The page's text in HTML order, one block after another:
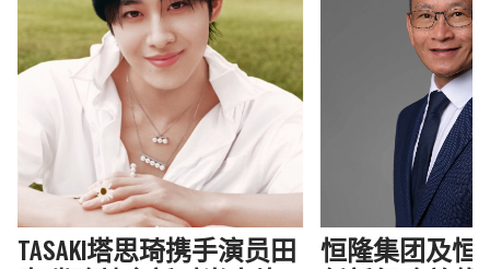
TASAKI塔思琦携手演员田
恒隆集团及恒